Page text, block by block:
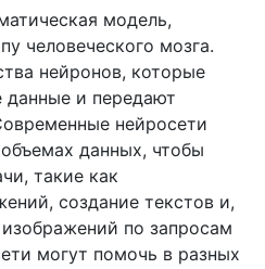
модель,
человеческого мозга.
нейронов, которые
и передают
нейросети
данных, чтобы
такие как
создание текстов и,
по запросам
могут помочь в разных